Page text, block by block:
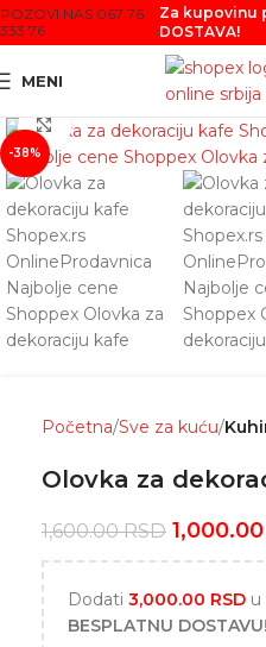
POZOVI NAS 067 76
333 76
Za kupovinu
DOSTAVA!
MENI
-38%
Click to enlarge
Početna Sve za kuću
Olovka za
1,600.00RSD 1,000.00
Dodati 3,000.00 RSD u
BESPLATNU DOSTAVU!